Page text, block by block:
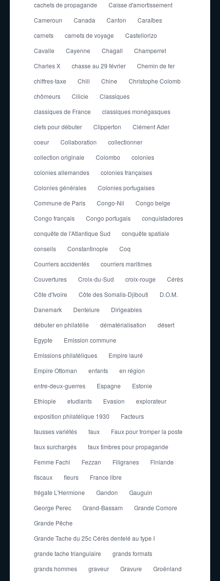
cachets de propagande
Caisse d'amortissement
Cameroun
Canada Canton
Caraïbes
carnets
carnets de voyage
Castellorizo
Cavalle
Cayenne Chagall
Champerret
Charles X
chasse au 29 février
Chemin de fer
chiffres-taxe
Chili Chine
Christophe Colomb
chômeurs
Cilicie
Classiques
classiques de France
classiques monégasques
clefs pour débuter
Clipperton
Clément Ader
coeur
Collaboration
collectionner
collection originale
Colombo
colonies
colonies allemandes
colonies françaises
Colonies générales
Colonies portugaises
Commune de Paris
Congo-Nil
Congo belge
Congo français
Congo portugais
conquistadores
conquête de l'Atlantique Sud
conquête spatiale
conseils
Constantinople
Coq
Courriers accidentés
courriers maritimes
Couvertures
Croix-du-Sud croix-rouge
Cérès
Côte d'Ivoire
Côte des Somalis-Djibouti
D.O.M.
Danemark
Dentelure
Dirigeables
débuter en philatélie
dématérialisation
désert
Egypte
Emission commune
Emissions philatéliques
Empire lauré
Empire Ottoman
enfants
en région
entre-deux-guerres
Espagne
Estonie
Ethiopie
etudiants Evasion
explorateur
exposition philatélique 1930
Facteurs
fausses variétés
faux
Faux pour tromper la poste
faux surchargés
faux timbres pour propagande
Femme Fachi
Fezzan Filigranes
Finlande
fiscaux
fleurs
France libre
frégate L'Hermione
Gandon
Gauguin
George Perec
Grand-Bassam
Grande Comore
Grande Pêche
Grande Tache du 25c Cérès dentelé au type I
grande tache triangulaire
grands formats
grands hommes
graveur Gravure
Groënland